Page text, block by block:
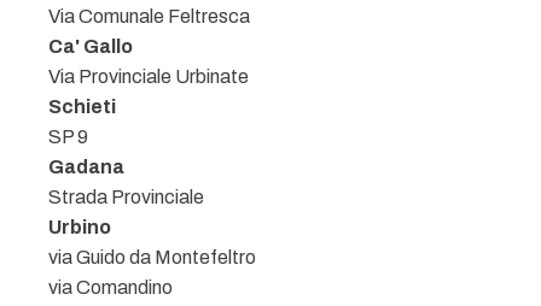
Via Comunale Feltresca
Ca' Gallo
Via Provinciale Urbinate
Schieti
SP 9
Gadana
Strada Provinciale
Urbino
via Guido da Montefeltro
via Comandino